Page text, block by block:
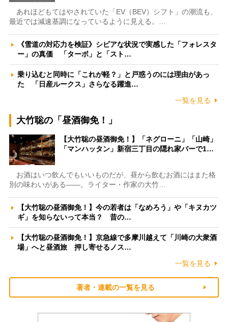
あれほどもてはやされていた「EV（BEV）シフト」の潮流も、
最近では減速基調になっているように見える。…
《雪道の対応力を検証》シビアな状況で実感した「フォレスタ
ー」の真価 「ターボ」と「スト…
乗り込むと同時に「これが軽？」と戸惑うのには理由があっ
た 「日産ルークス」さらなる躍進…
一覧を見る
大竹聡の「昼酒御免！」
【大竹聡の昼酒御免！】「ネグローニ」「山崎」
「マンハッタン」新宿三丁目の隠れ家バーで1…
お酒はいつ飲んでもいいものだが、昼から飲むお酒にはまた格
別の味わいがある――。ライター・作家の大竹…
【大竹聡の昼酒御免！】今の若者は「なめろう」や「キヌカツ
ギ」を知らないって本当？ 昔の…
【大竹聡の昼酒御免！】京急線で多摩川越えて「川崎の大衆酒
場」へと昼酒旅 押し寄せるノス…
一覧を見る
著者・連載の一覧を見る